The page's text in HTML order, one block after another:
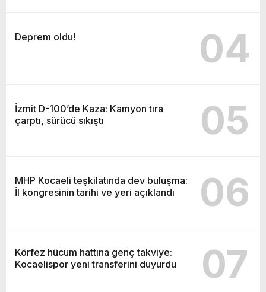
Deprem oldu! 04
İzmit D-100’de Kaza: Kamyon tıra
çarptı, sürücü sıkıştı
05
MHP Kocaeli teşkilatında dev buluşma:
İl kongresinin tarihi ve yeri açıklandı
06
Körfez hücum hattına genç takviye:
Kocaelispor yeni transferini duyurdu
07